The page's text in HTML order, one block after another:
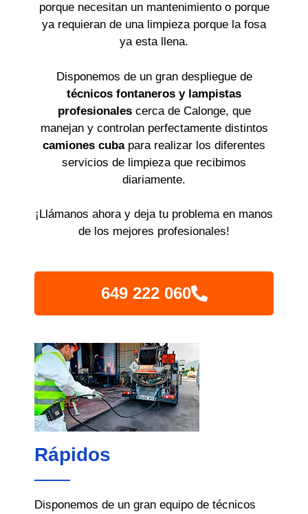
porque necesitan un mantenimiento o porque
ya requieran de una limpieza porque la fosa
ya esta llena.
Disponemos de un gran despliegue de
técnicos fontaneros y lampistas
profesionalescerca de Calonge, que
manejan y controlan perfectamente distintos
camiones cubapara realizar los diferentes
servicios de limpieza que recibimos
diariamente.
¡Llámanos ahora y deja tu problema en manos
de los mejores profesionales!
649 222 060
Rápidos
Disponemos de un gran equipo de técnicos